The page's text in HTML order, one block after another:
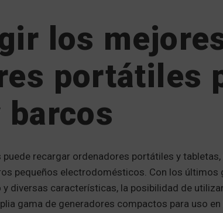
los
portátiles
recargar ordenadores portátiles y
pequeños electrodomésticos. Con los últimos
diversas características, la posibilidad de
gama de generadores compactos para uso